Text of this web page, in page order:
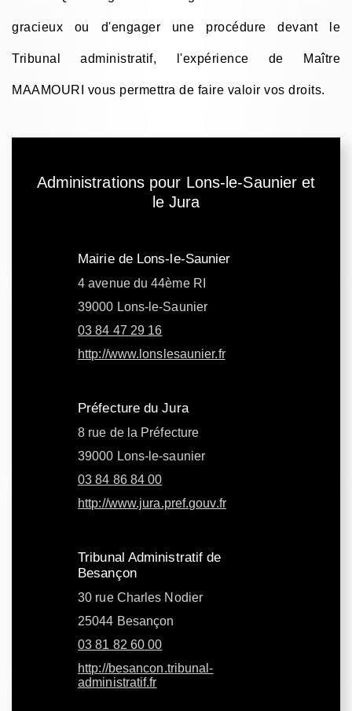
gracieux ou d'engager une procédure devant le
Tribunal administratif, l'expérience de Maître
MAAMOURI vous permettra de faire valoir vos droits.
Administrations pour Lons-le-Saunier et
le Jura
Mairie de Lons-le-Saunier
4 avenue du 44ème RI
39000 Lons-le-Saunier
03 84 47 29 16
http://www.lonslesaunier.fr
Préfecture du Jura
8 rue de la Préfecture
39000 Lons-le-saunier
03 84 86 84 00
http://www.jura.pref.gouv.fr
Tribunal Administratif de
Besançon
30 rue Charles Nodier
25044 Besançon
03 81 82 60 00
http://besancon.tribunal-
administratif.fr